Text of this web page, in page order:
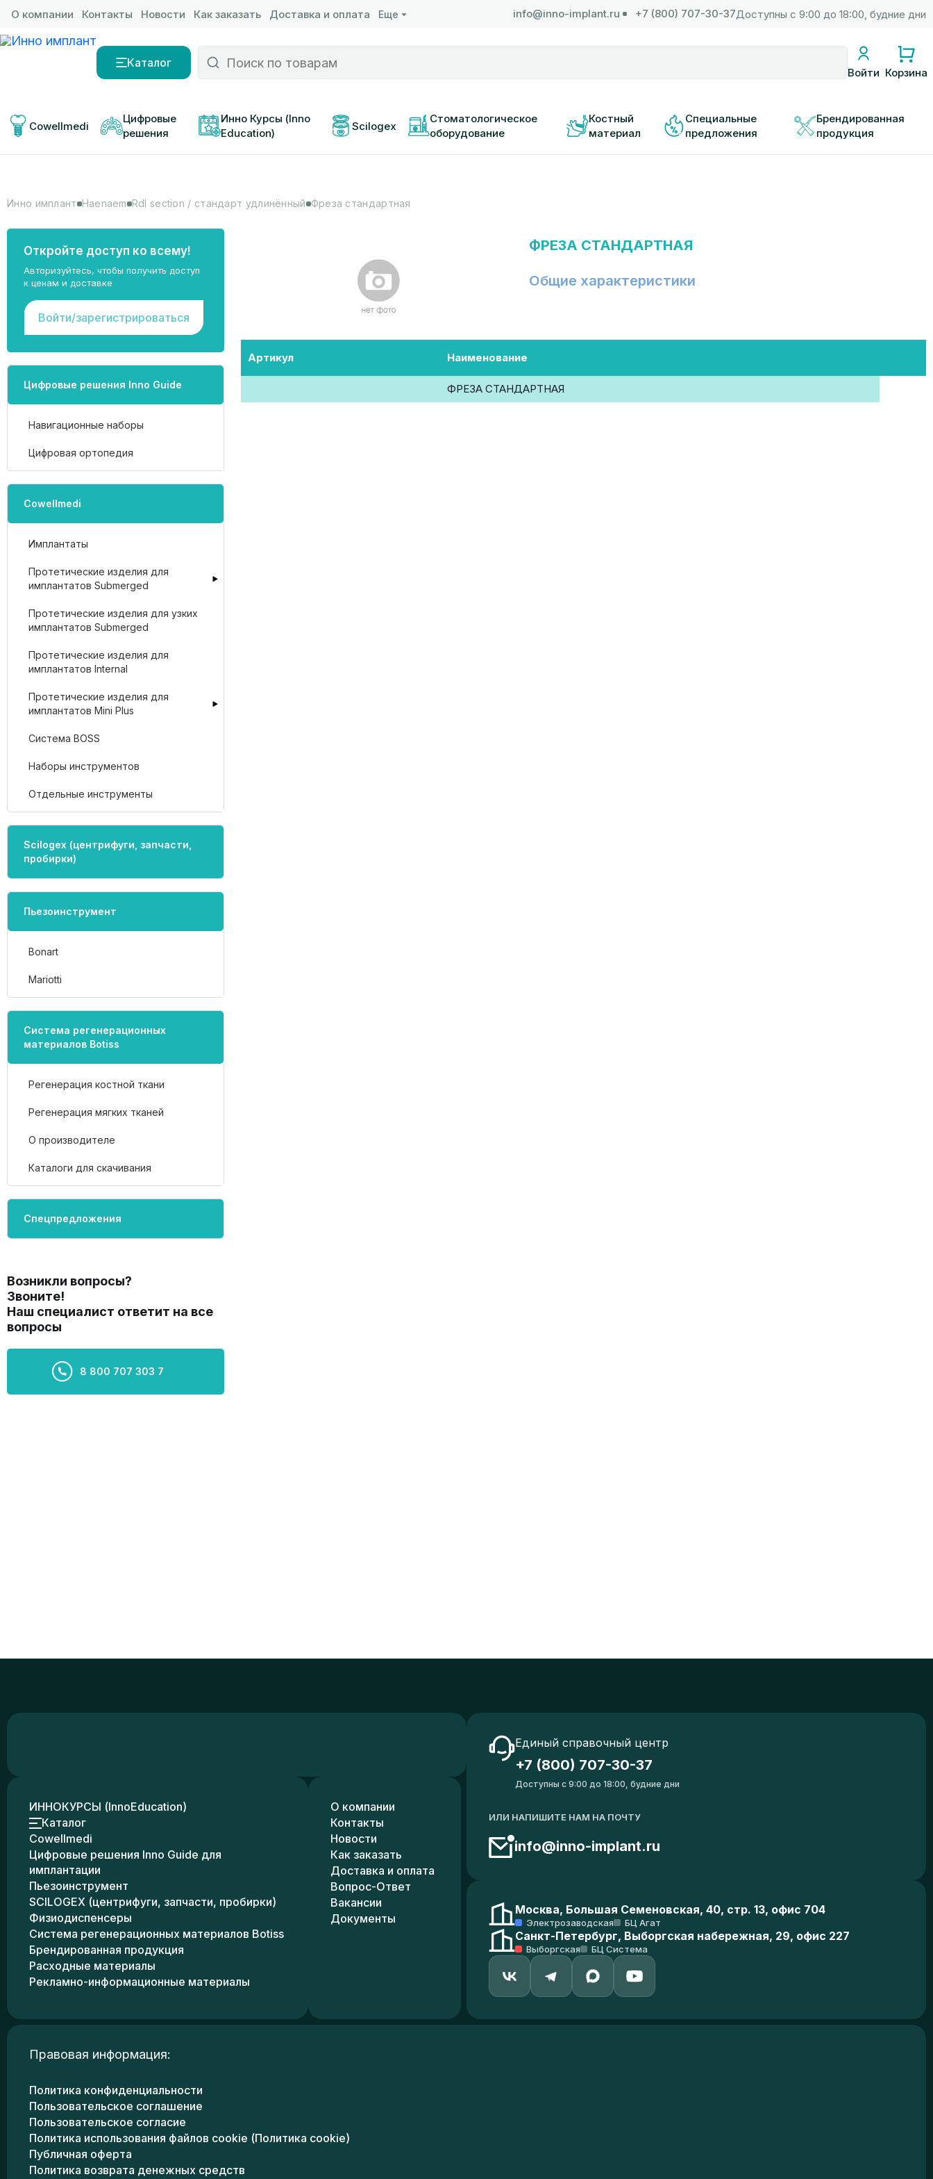
О компании Контакты Новости Как заказать Доставка и оплата Еще info@inno-implant.ru +7 (800) 707-30-37Доступны с 9:00 до 18:00, будние дни
Каталог
Войти Корзина
Cowellmedi
Цифровые
решения
Инно Курсы (Inno
Education)
Scilogex
Стоматологическое
оборудование
Костный
материал
Специальные
предложения
Брендированная
продукция
Инно имплант Haenaem Rdl section / стандарт удлинённый Фреза стандартная
Откройте доступ ко всему!
Авторизуйтесь, чтобы получить доступ
к ценам и доставке
Войти/зарегистрироваться
Цифровые решения Inno Guide
Навигационные наборы
Цифровая ортопедия
Cowellmedi
Имплантаты
Протетические изделия для
имплантатов Submerged
Протетические изделия для узких
имплантатов Submerged
Протетические изделия для
имплантатов Internal
Протетические изделия для
имплантатов Mini Plus
Система BOSS
Наборы инструментов
Отдельные инструменты
Scilogex (центрифуги, запчасти,
пробирки)
Пьезоинструмент
Bonart
Mariotti
Система регенерационных
материалов Botiss
Регенерация костной ткани
Регенерация мягких тканей
О производителе
Каталоги для скачивания
Спецпредложения
Возникли вопросы?
Звоните!
Наш специалист ответит на все
вопросы
8 800 707 303 7
ФРЕЗА СТАНДАРТНАЯ
Общие характеристики
Артикул Наименование
ФРЕЗА СТАНДАРТНАЯ
ИННОКУРСЫ (InnoEducation)
Каталог
Cowellmedi
Цифровые решения Inno Guide для
имплантации
Пьезоинструмент
SCILOGEX (центрифуги, запчасти, пробирки)
Физиодиспенсеры
Система регенерационных материалов Botiss
Брендированная продукция
Расходные материалы
Рекламно-информационные материалы
О компании
Контакты
Новости
Как заказать
Доставка и оплата
Вопрос-Ответ
Вакансии
Документы
Единый справочный центр
+7 (800) 707-30-37
Доступны с 9:00 до 18:00, будние дни
ИЛИ НАПИШИТЕ НАМ НА ПОЧТУ
info@inno-implant.ru
Москва, Большая Семеновская, 40, стр. 13, офис 704
Электрозаводская БЦ Агат
Санкт-Петербург, Выборгская набережная, 29, офис 227
Выборгская БЦ Система
Правовая информация:
Политика конфиденциальности
Пользовательское соглашение
Пользовательское согласие
Политика использования файлов cookie (Политика cookie)
Публичная оферта
Политика возврата денежных средств